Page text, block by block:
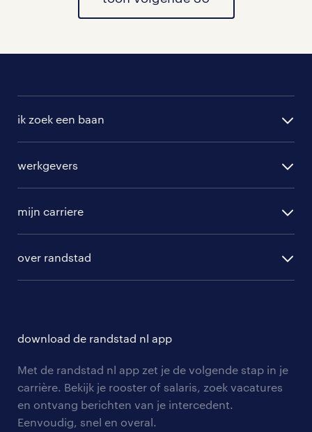
vacatures in Opeinde
ik zoek een baan
randstad professional
werkgevers
hr-diensten
tarieven
personeel gezocht
aanmelden nieuwsbrief
mijn carriere
solliciteren
blogs en artikelen
salarischecker
over randstad
onze vestigingen
pers
download de randstad nl app
Met de randstad nl app zet je de volgende stap in je
carrière. Bekijk je rooster of salaris, zoek vacatures
en ontvang berichten van je intercedent.
Eenvoudig, snel en overal.